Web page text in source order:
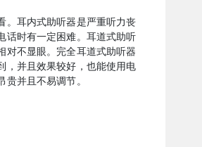
。耳内式助听器是严重听力丧
话时有一定困难。耳道式助听
对不显眼。完全耳道式助听器
，并且效果较好，也能使用电
并且不易调节。